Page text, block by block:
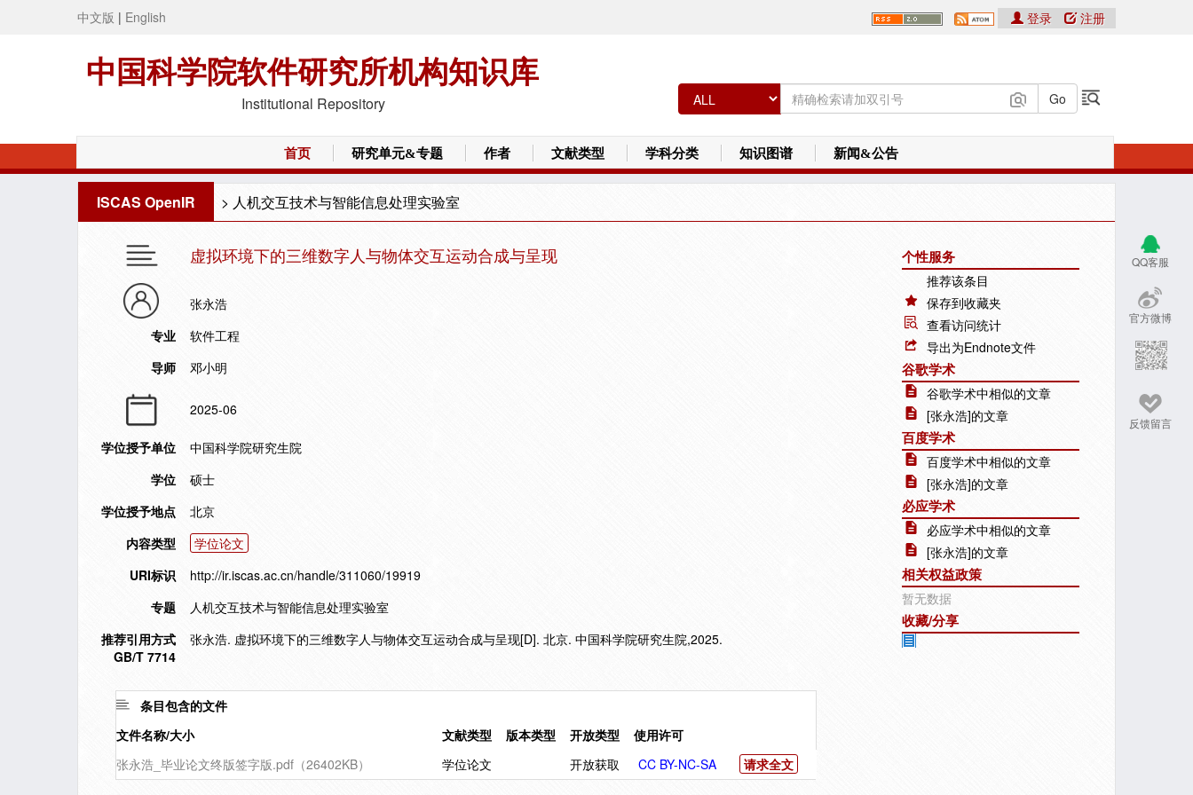
中文版 | English
中国科学院软件研究所机构知识库
Institutional Repository
登录 注册
首页 研究单元&专题 作者 文献类型 学科分类 知识图谱 新闻&公告
ISCAS OpenIR > 人机交互技术与智能信息处理实验室
QQ客服
官方微博
反馈留言
虚拟环境下的三维数字人与物体交互运动合成与呈现
张永浩
专业
软件工程
导师
邓小明
2025-06
学位授予单位
中国科学院研究生院
学位
硕士
学位授予地点
北京
内容类型
学位论文
URI标识
http://ir.iscas.ac.cn/handle/311060/19919
专题
人机交互技术与智能信息处理实验室
推荐引用方式
GB/T 7714
张永浩. 虚拟环境下的三维数字人与物体交互运动合成与呈现[D]. 北京. 中国科学院研究生院,2025.
条目包含的文件
文件名称/大小
文献类型 版本类型 开放类型
使用许可
张永浩_毕业论文终版签字版.pdf（26402KB）
学位论文 开放获取 CC BY-NC-SA 请求全文
个性服务
推荐该条目
保存到收藏夹
查看访问统计
导出为Endnote文件
谷歌学术
谷歌学术中相似的文章
[张永浩]的文章
百度学术
百度学术中相似的文章
[张永浩]的文章
必应学术
必应学术中相似的文章
[张永浩]的文章
相关权益政策
暂无数据
收藏/分享